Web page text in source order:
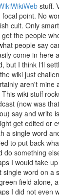
stuff.
point. No
cult. Only
the people
people say
come in here
but I think I'll
wiki just
aren't mine
wiki stuff
(now was
say and write
get edited or
a single word
to put back
do something
I would take
word on a
field alone,
I did not even